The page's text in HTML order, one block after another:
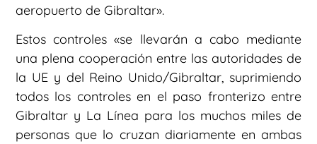
aeropuerto de Gibraltar».
Estos controles «se llevarán a cabo mediante
una plena cooperación entre las autoridades de
la UE y del Reino Unido/Gibraltar, suprimiendo
todos los controles en el paso fronterizo entre
Gibraltar y La Línea para los muchos miles de
personas que lo cruzan diariamente en ambas